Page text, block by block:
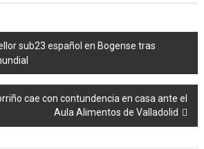
sub23 español en Bogense tras
cae con contundencia en casa ante el
Aula Alimentos de Valladolid